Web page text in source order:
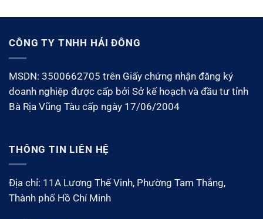
CÔNG TY TNHH HẢI ĐÔNG
MSDN: 3500662705 trên Giấy chứng nhận đăng ký
doanh nghiệp được cấp bởi Sở kế hoạch và đầu tư tỉnh
Bà Rịa Vũng Tàu cấp ngày 17/06/2004
THÔNG TIN LIÊN HỆ
Địa chỉ: 11A Lương Thế Vinh, Phường Tam Thắng,
Thành phố Hồ Chí Minh